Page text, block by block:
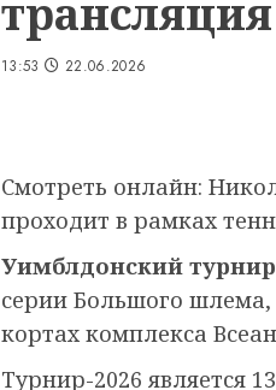
трансляция
13:53 22.06.2026
Смотреть онлайн:
проходит в рамках
Уимблдонский турнир
серии Большого
кортах комплекса
Турнир-2026 является